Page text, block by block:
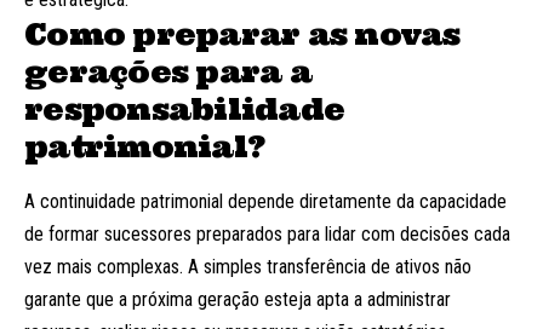
Como preparar as novas
gerações para a
responsabilidade
patrimonial?
A continuidade patrimonial depende diretamente da capacidade
de formar sucessores preparados para lidar com decisões cada
vez mais complexas. A simples transferência de ativos não
garante que a próxima geração esteja apta a administrar